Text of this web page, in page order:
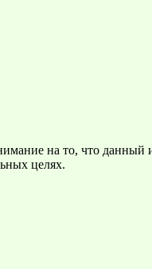
на то, что данный
целях.